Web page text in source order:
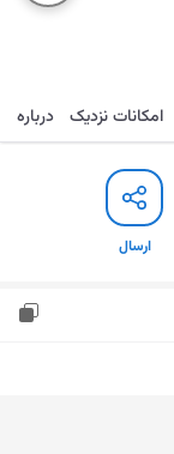
امکانات نزدیک درباره
ارسال